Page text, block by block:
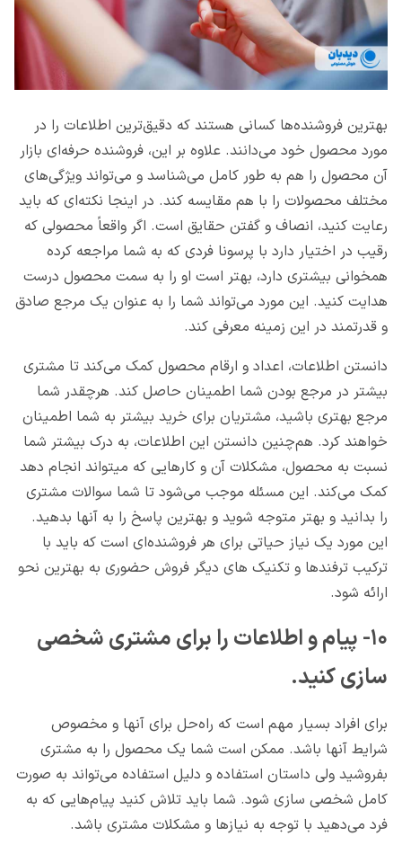
بهترین فروشنده‌ها کسانی هستند که دقیق‌ترین اطلاعات را در
مورد محصول خود می‌دانند. علاوه بر این، فروشنده حرفه‌ای بازار
آن محصول را هم به طور کامل می‌شناسد و می‌تواند ویژگی‌های
مختلف محصولات را با هم مقایسه کند. در اینجا نکته‌ای که باید
رعایت کنید، انصاف و گفتن حقایق است. اگر واقعاً محصولی که
رقیب در اختیار دارد با پرسونا فردی که به شما مراجعه کرده
همخوانی بیشتری دارد، بهتر است او را به سمت محصول درست
هدایت کنید. این مورد می‌تواند شما را به عنوان یک مرجع صادق
و قدرتمند در این زمینه معرفی کند.
دانستن اطلاعات، اعداد و ارقام محصول کمک می‌کند تا مشتری
بیشتر در مرجع بودن شما اطمینان حاصل کند. هرچقدر شما
مرجع بهتری باشید، مشتریان برای خرید بیشتر به شما اطمینان
خواهند کرد. هم‌چنین دانستن این اطلاعات، به درک بیشتر شما
نسبت به محصول، مشکلات آن و کارهایی که میتواند انجام دهد
کمک می‌کند. این مسئله موجب می‌شود تا شما سوالات مشتری
را بدانید و بهتر متوجه شوید و بهترین پاسخ را به آنها بدهید.
این مورد یک نیاز حیاتی برای هر فروشنده‌ای است که باید با
ترکیب ترفندها و تکنیک های دیگر فروش حضوری به بهترین نحو
ارائه شود.
۱۰- پیام و اطلاعات را برای مشتری شخصی
سازی کنید.
برای افراد بسیار مهم است که راه‌حل برای آنها و مخصوص
شرایط آنها باشد. ممکن است شما یک محصول را به مشتری
بفروشید ولی داستان استفاده و دلیل استفاده می‌تواند به صورت
کامل شخصی سازی شود. شما باید تلاش کنید پیام‌هایی که به
فرد می‌دهید با توجه به نیازها و مشکلات مشتری باشد.